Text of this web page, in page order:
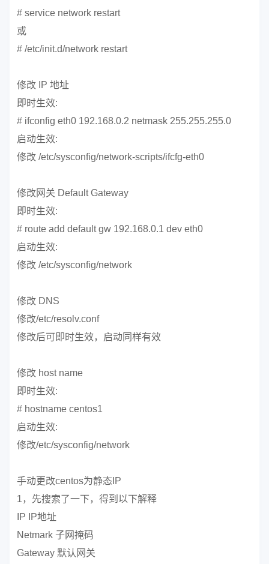
# service network restart
或
# /etc/init.d/network restart
修改 IP 地址
即时生效:
# ifconfig eth0 192.168.0.2 netmask 255.255.255.0
启动生效:
修改 /etc/sysconfig/network-scripts/ifcfg-eth0
修改网关 Default Gateway
即时生效:
# route add default gw 192.168.0.1 dev eth0
启动生效:
修改 /etc/sysconfig/network
修改 DNS
修改/etc/resolv.conf
修改后可即时生效，启动同样有效
修改 host name
即时生效:
# hostname centos1
启动生效:
修改/etc/sysconfig/network
手动更改centos为静态IP
1，先搜索了一下，得到以下解释
IP IP地址
Netmark 子网掩码
Gateway 默认网关